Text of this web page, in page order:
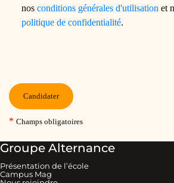
Groupe Alternance
Présentation de l’école
Campus Mag